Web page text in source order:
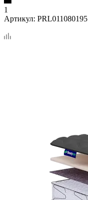
1
Артикул: PRL011080195